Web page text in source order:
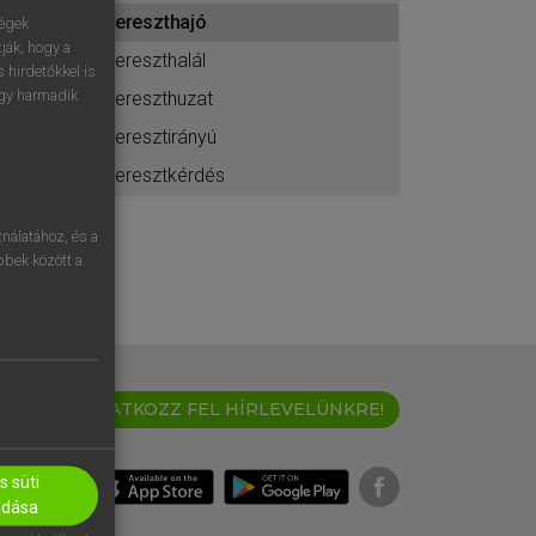
kereszthajó
kereszthalál
kereszthuzat
keresztirányú
keresztkérdés
IRATKOZZ FEL HÍRLEVELÜNKRE!
hogy a
hirdetőkkel is
harmadik
és a
között a
süti